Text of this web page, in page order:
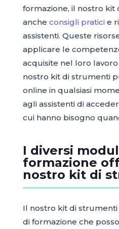
formazione, il nostro kit
anche consigli pratici e
assistenti. Queste
applicare le
acquisite nel loro
nostro kit di strumenti
online in qualsiasi
agli assistenti di
cui hanno bisogno
I diversi
formazione
nostro kit di
Il nostro kit di
di formazione che